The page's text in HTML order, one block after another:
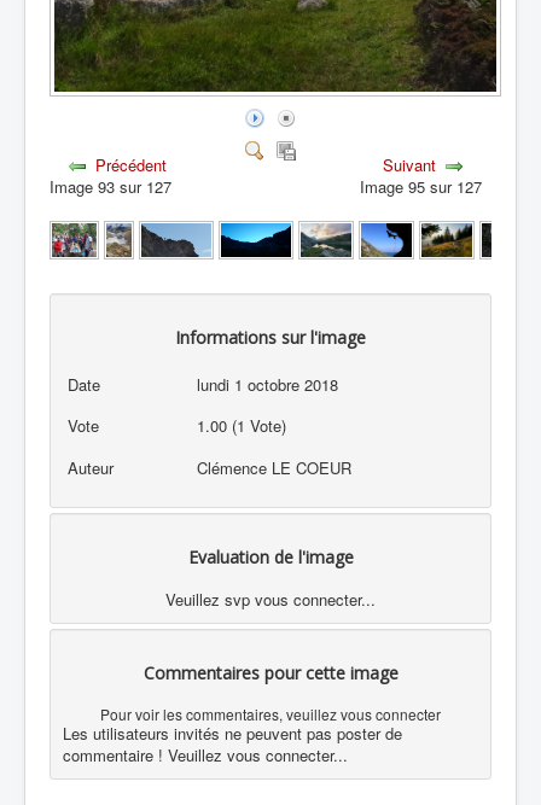
Précédent
Image 93 sur 127
Suivant
Image 95 sur 127
Informations sur l'image
Date
lundi 1 octobre 2018
Vote
1.00 (1 Vote)
Auteur
Clémence LE COEUR
Evaluation de l'image
Veuillez svp vous connecter...
Commentaires pour cette image
Pour voir les commentaires, veuillez vous connecter
Les utilisateurs invités ne peuvent pas poster de
commentaire ! Veuillez vous connecter...